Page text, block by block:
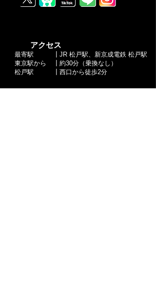
┃JR 松戸駅、新京成電鉄 松戸駅
┃約30分（乗換なし）
┃西口から徒歩2分
​ アクセス
最寄駅
東京駅から
​松戸駅